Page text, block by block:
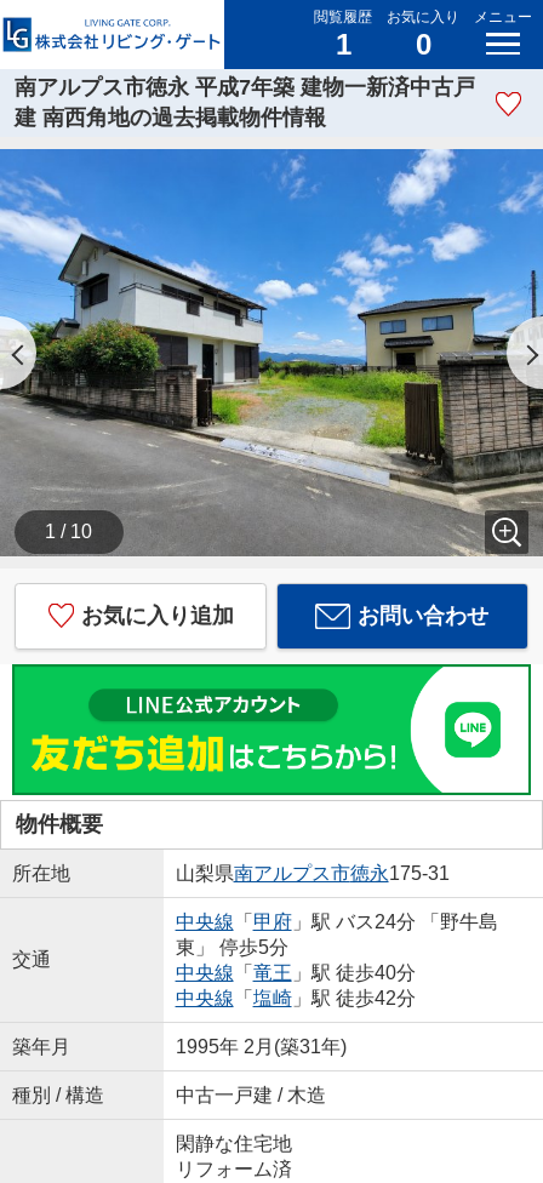
閲覧履歴
1
お気に入り
0
メニュー
南アルプス市徳永 平成7年築 建物一新済中古戸
建 南西角地の過去掲載物件情報
1 / 10
お気に入り追加 お問い合わせ
物件概要
所在地 山梨県南アルプス市徳永175-31
交通
中央線 「 甲府」駅 バス24分 「野牛島
東」 停歩5分
中央線 「 竜王 」駅 徒歩40分
中央線 「 塩崎」駅 徒歩42分
築年月 1995年 2月(築31年)
種別 / 構造 中古一戸建 / 木造
閑静な住宅地
リフォーム済